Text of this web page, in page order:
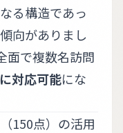
る構造であっ
向がありまし
面で複数名訪問
対応可能にな
150点）の活用